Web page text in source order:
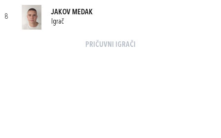
8
JAKOV MEDAK
Igrač
PRIČUVNI IGRAČI